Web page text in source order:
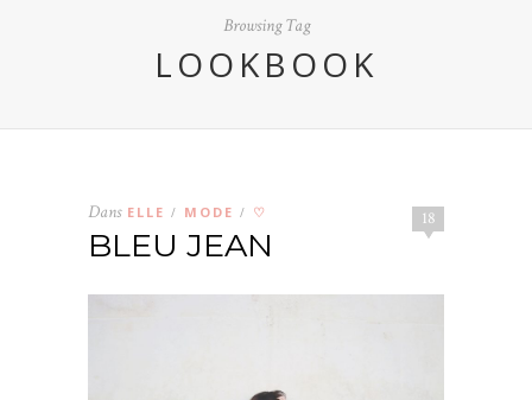
Browsing Tag
LOOKBOOK
18
Dans ELLE / MODE / ♡
BLEU JEAN